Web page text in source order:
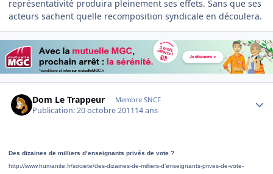
représentativité produira pleinement ses effets. Sans que ses
acteurs sachent quelle recomposition syndicale en découlera.
Dom Le Trappeur Membre SNCF
Publication:20 octobre 201114 ans
Des dizaines de milliers d’enseignants privés de vote ?
http://www.humanite.fr/societe/des-dizaines-de-milliers-d’enseignants-prives-de-vote-